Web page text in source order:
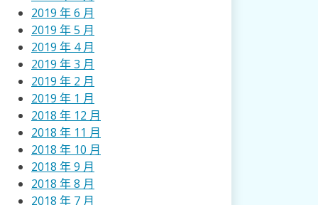
2019 年 6 月
2019 年 5 月
2019 年 4 月
2019 年 3 月
2019 年 2 月
2019 年 1 月
2018 年 12 月
2018 年 11 月
2018 年 10 月
2018 年 9 月
2018 年 8 月
2018 年 7 月